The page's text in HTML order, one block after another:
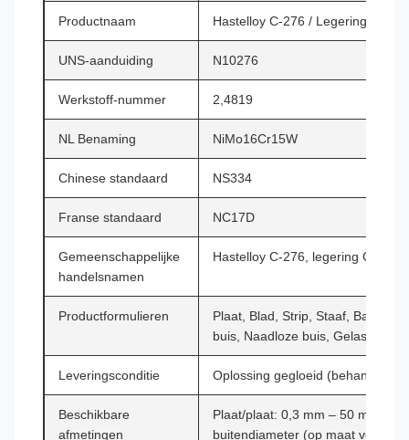
Productnaam Hastelloy C-276 / Legering C-
UNS-aanduiding N10276
Werkstoff-nummer 2,4819
NL Benaming NiMo16Cr15W
Chinese standaard NS334
Franse standaard NC17D
Gemeenschappelijke
handelsnamen
Hastelloy C-276, legering C-276,
Productformulieren
Plaat, Blad, Strip, Staaf, Bar,
buis, Naadloze buis, Gelaste
Leveringsconditie Oplossing gegloeid (behandeling
Beschikbare
afmetingen
Plaat/plaat: 0,3 mm – 50 mm
buitendiameter (op maat